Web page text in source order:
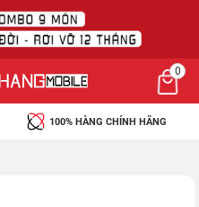
0
100% HÀNG CHÍNH HÃNG